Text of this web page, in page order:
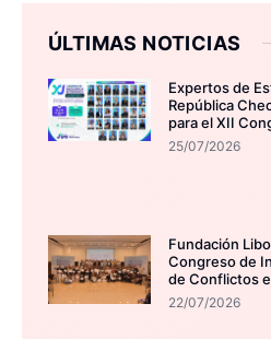
ÚLTIMAS NOTICIAS
Expertos de
República
para el XII
25/07/2026
Fundación
Congreso de
de Conflictos
22/07/2026